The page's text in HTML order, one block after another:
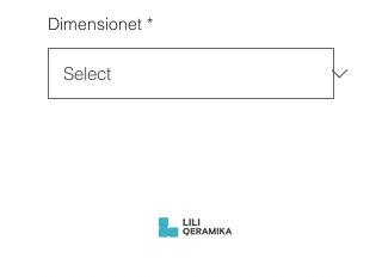
Dimensionet *